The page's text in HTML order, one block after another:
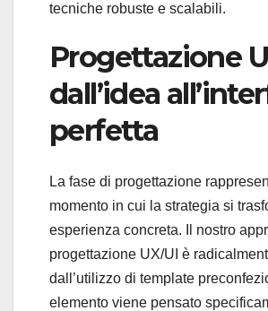
tecniche robuste e scalabili.
Progettazione
dall’idea
perfetta
La fase di progettazione
momento in cui la strategia si
esperienza concreta. Il nostro
progettazione UX/UI è
dall’utilizzo di template
elemento viene pensato